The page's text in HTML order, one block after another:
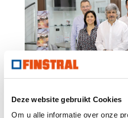
Deze website gebruikt Cookies
Om u alle informatie over onze
Team Piccolo Bruno